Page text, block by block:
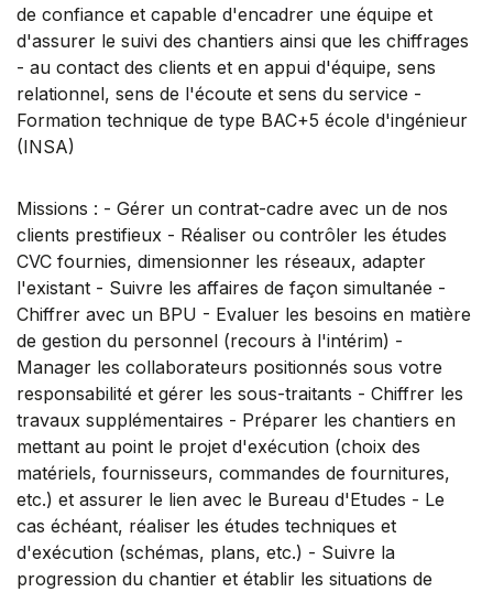
de confiance et capable d'encadrer une équipe et
d'assurer le suivi des chantiers ainsi que les chiffrages
- au contact des clients et en appui d'équipe, sens
relationnel, sens de l'écoute et sens du service -
Formation technique de type BAC+5 école d'ingénieur
(INSA)
Missions : - Gérer un contrat-cadre avec un de nos
clients prestifieux - Réaliser ou contrôler les études
CVC fournies, dimensionner les réseaux, adapter
l'existant - Suivre les affaires de façon simultanée -
Chiffrer avec un BPU - Evaluer les besoins en matière
de gestion du personnel (recours à l'intérim) -
Manager les collaborateurs positionnés sous votre
responsabilité et gérer les sous-traitants - Chiffrer les
travaux supplémentaires - Préparer les chantiers en
mettant au point le projet d'exécution (choix des
matériels, fournisseurs, commandes de fournitures,
etc.) et assurer le lien avec le Bureau d'Etudes - Le
cas échéant, réaliser les études techniques et
d'exécution (schémas, plans, etc.) - Suivre la
progression du chantier et établir les situations de